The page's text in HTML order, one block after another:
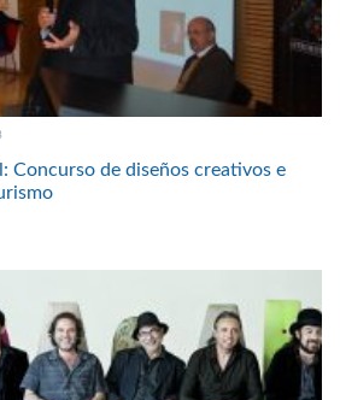
Concurso de diseños creativos e